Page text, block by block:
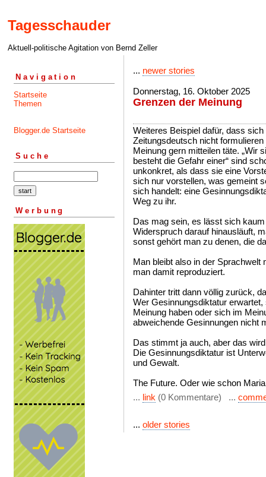
Tagesschauder
Aktuell-politische Agitation von Bernd Zeller
Navigation
Startseite
Themen
Blogger.de Startseite
Suche
Werbung
... newer stories
Donnerstag, 16. Oktober 2025
Grenzen der Meinung
Weiteres Beispiel dafür, dass
Zeitungsdeutsch nicht
Meinung gern mitteilen täte. „Wir
besteht die Gefahr einer“ sind
unkonkret, als dass sie eine
sich nur vorstellen, was gemeint
sich handelt: eine
Weg zu ihr.
Das mag sein, es lässt sich
Widerspruch darauf hinausläuft,
sonst gehört man zu denen, die
Man bleibt also in der
man damit reproduziert.
Dahinter tritt dann völlig zurück,
Wer Gesinnungsdiktatur
Meinung haben oder sich im
abweichende Gesinnungen nicht
Das stimmt ja auch, aber das
Die Gesinnungsdiktatur ist
und Gewalt.
The Future. Oder wie schon
... link (0 Kommentare) ...
... older stories